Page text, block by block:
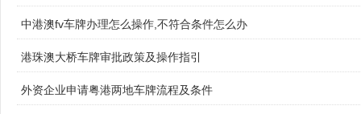
中港澳fv车牌办理怎么操作,不符合条件怎么办
港珠澳大桥车牌审批政策及操作指引
外资企业申请粤港两地车牌流程及条件